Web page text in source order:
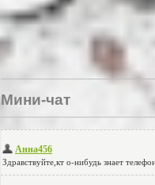
Мини-чат